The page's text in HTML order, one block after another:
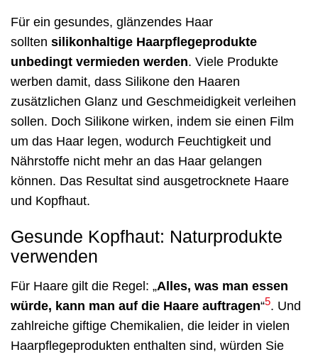
Für ein gesundes, glänzendes Haar
sollten silikonhaltige Haarpflegeprodukte
unbedingt vermieden werden. Viele Produkte
werben damit, dass Silikone den Haaren
zusätzlichen Glanz und Geschmeidigkeit verleihen
sollen. Doch Silikone wirken, indem sie einen Film
um das Haar legen, wodurch Feuchtigkeit und
Nährstoffe nicht mehr an das Haar gelangen
können. Das Resultat sind ausgetrocknete Haare
und Kopfhaut.
Gesunde Kopfhaut: Naturprodukte
verwenden
Für Haare gilt die Regel: „Alles, was man essen
würde, kann man auf die Haare auftragen“5. Und
zahlreiche giftige Chemikalien, die leider in vielen
Haarpflegeprodukten enthalten sind, würden Sie